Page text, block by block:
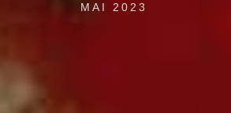
MAI 2023